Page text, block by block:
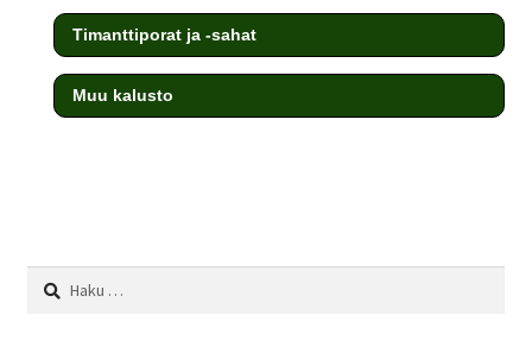
Timanttiporat ja -sahat
Muu kalusto
Haku: